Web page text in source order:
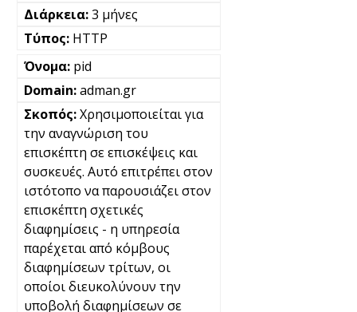
3 μήνες
HTTP
pid
adman.gr
Χρησιμοποιείται για
την αναγνώριση του
επισκέπτη σε επισκέψεις και
συσκευές. Αυτό επιτρέπει στον
ιστότοπο να παρουσιάζει στον
επισκέπτη σχετικές
διαφημίσεις - η υπηρεσία
παρέχεται από κόμβους
διαφημίσεων τρίτων, οι
οποίοι διευκολύνουν την
υποβολή διαφημίσεων σε